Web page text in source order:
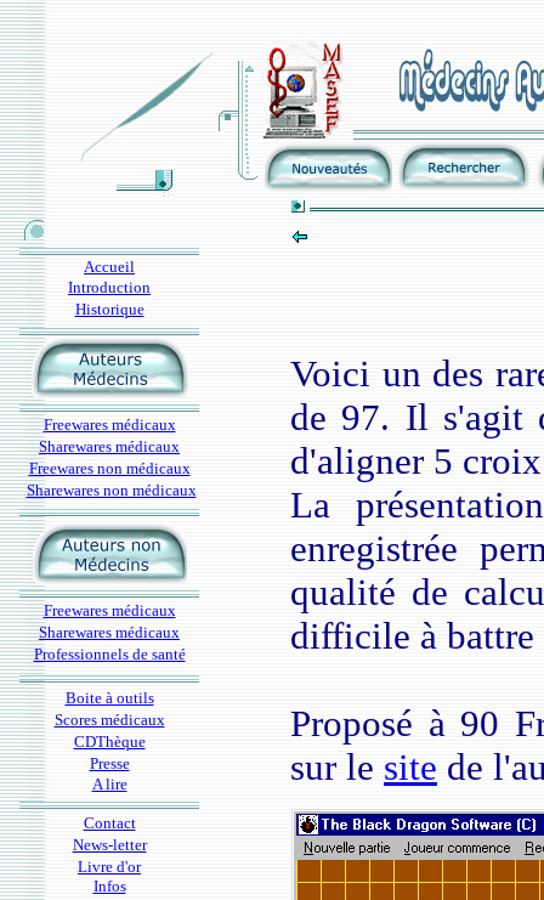
Accueil
Introduction
Historique
Freewares médicaux
Sharewares médicaux
Freewares non médicaux
Sharewares non médicaux
Freewares médicaux
Sharewares médicaux
Professionnels de santé
Boite à outils
Scores médicaux
CDThèque
Presse
A lire
Contact
News-letter
Livre d'or
Infos
Voici un des
de 97. Il s'agit
d'aligner 5
La
enregistrée
qualité de
difficile à battre
Proposé à 90
sur le site de